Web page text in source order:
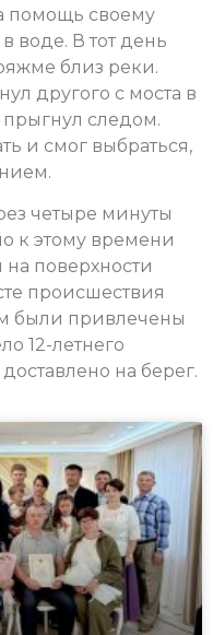
помощь своему
воде. В тот день
близ реки.
другого с моста в
следом.
и смог выбраться,
четыре минуты
к этому времени
поверхности
происшествия
были привлечены
12-летнего
на берег.